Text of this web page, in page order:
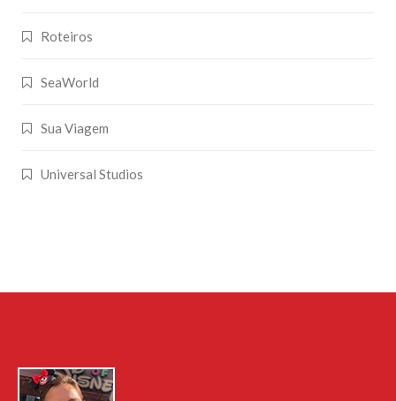
Roteiros
SeaWorld
Sua Viagem
Universal Studios